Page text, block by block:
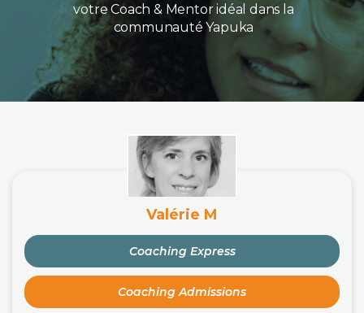
votre Coach & Mentor idéal dans la
communauté Yapuka
Valérie M
Coaching Express
Coaching Admissions